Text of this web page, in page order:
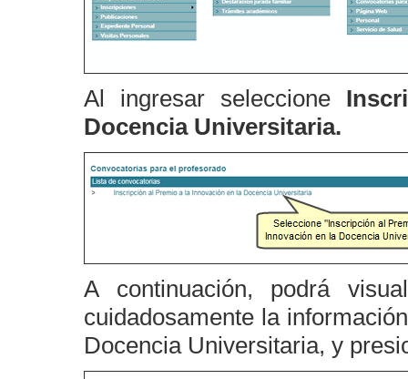
Al ingresar seleccione
Docencia Universitaria.
A continuación, podrá
cuidadosamente la
Docencia Universitaria, y